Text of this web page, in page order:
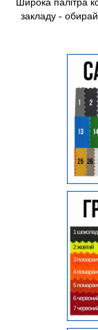
закладу - обирай